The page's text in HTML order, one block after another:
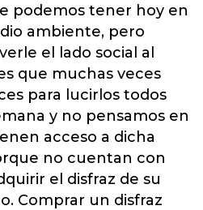
podemos tener hoy en
ambiente, pero
el lado social al
que muchas veces
para lucirlos todos
y no pensamos en
acceso a dicha
no cuentan con
el disfraz de su
Comprar un disfraz